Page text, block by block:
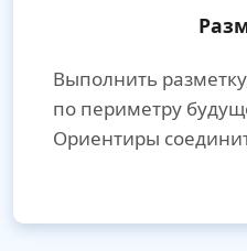
Выполнить
по периметру
Ориентиры